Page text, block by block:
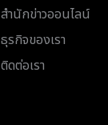
สำนักข่าวออนไลน์
ธุรกิจของเรา
ติดต่อเรา